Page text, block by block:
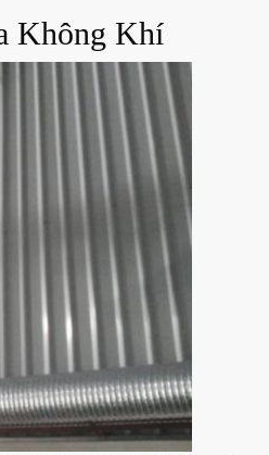
Không Khí